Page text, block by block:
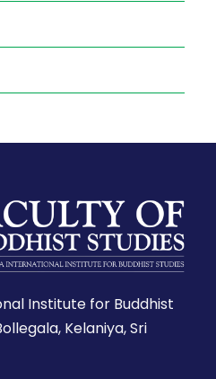
Institute for Buddhist
Kelaniya, Sri